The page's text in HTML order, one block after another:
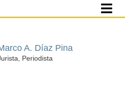
A. Díaz Pina
Periodista